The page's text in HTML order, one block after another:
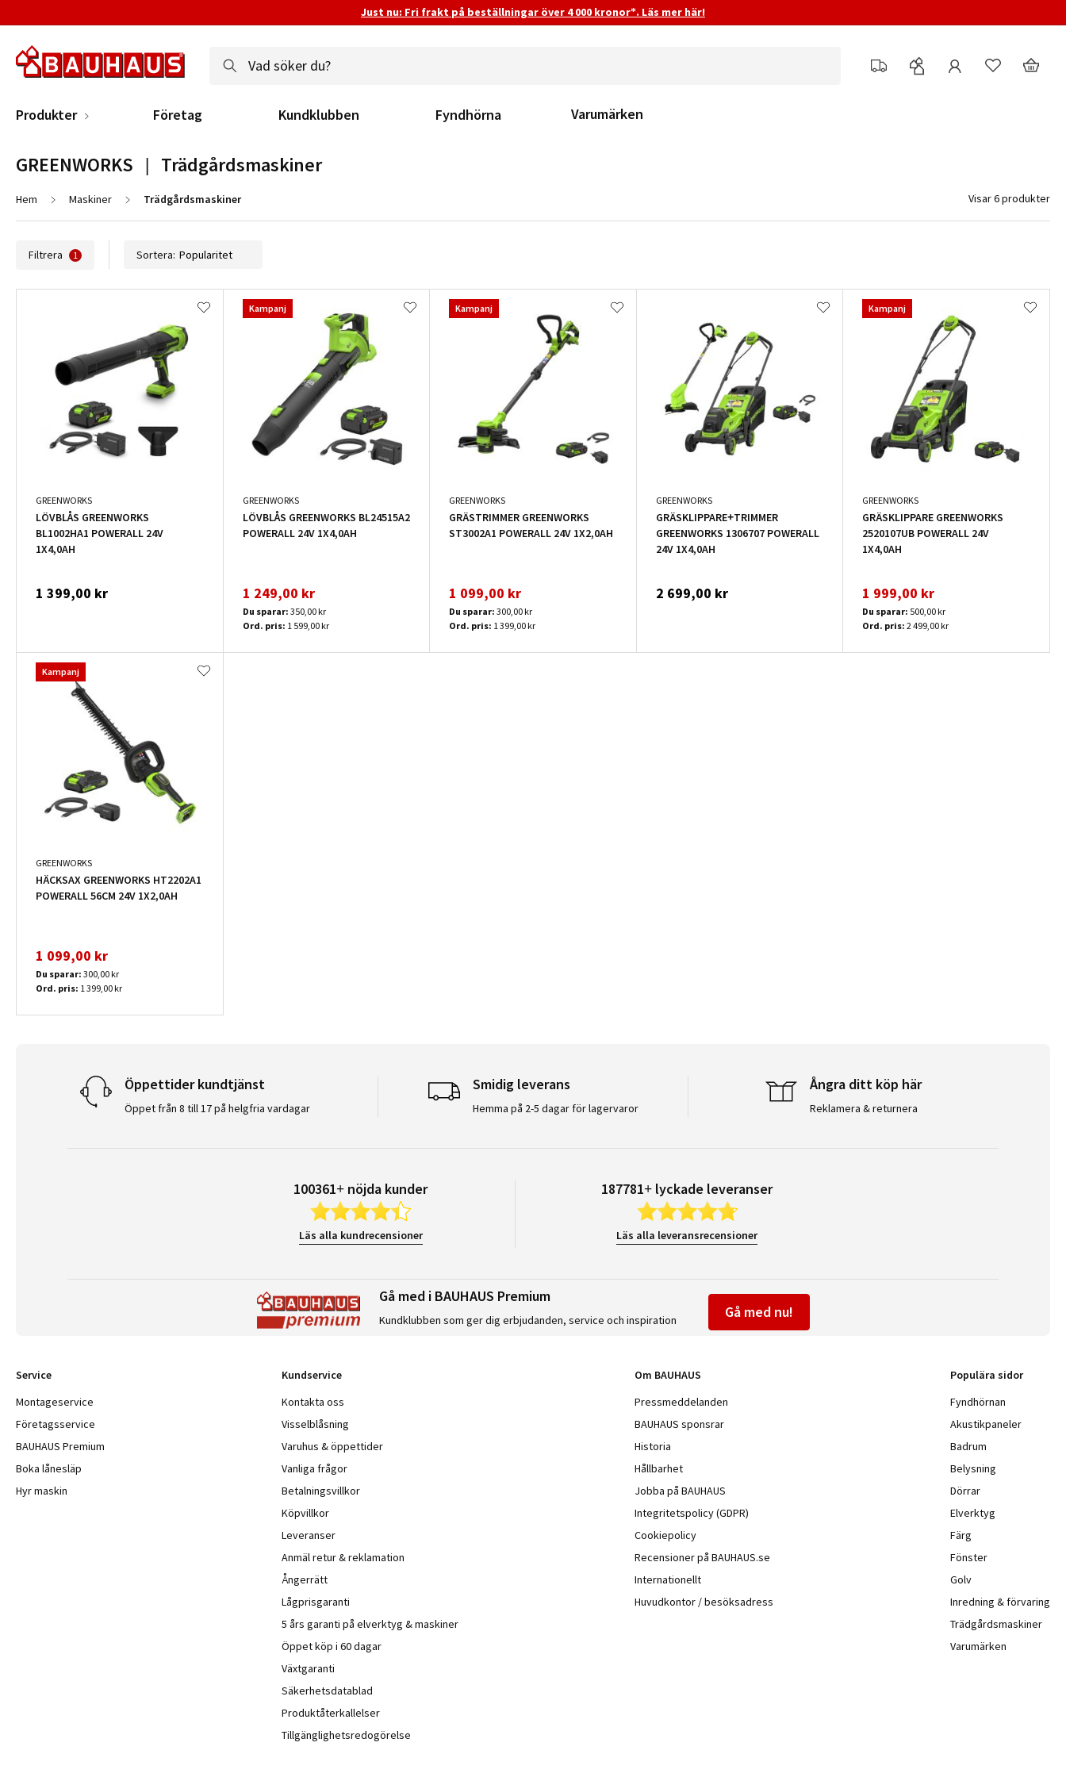
Just nu: Fri frakt på beställningar över 4 000 kronor*. Läs mer här!
Produkter Företag Kundklubben Fyndhörna Varumärken
Filtrera 1 Sortera:
GREENWORKS
LÖVBLÅS GREENWORKS
BL1002HA1 POWERALL 24V
1X4,0AH
1 399,00 kr
Kampanj
GREENWORKS
LÖVBLÅS GREENWORKS BL24515A2
POWERALL 24V 1X4,0AH
1 249,00 kr
Du sparar: 350,00 kr
Ord. pris: 1 599,00 kr
Kampanj
GREENWORKS
GRÄSTRIMMER GREENWORKS
ST3002A1 POWERALL 24V 1X2,0AH
1 099,00 kr
Du sparar: 300,00 kr
Ord. pris: 1 399,00 kr
GREENWORKS
GRÄSKLIPPARE+TRIMMER
GREENWORKS 1306707 POWERALL
24V 1X4,0AH
2 699,00 kr
Kampanj
GREENWORKS
GRÄSKLIPPARE GREENWORKS
2520107UB POWERALL 24V
1X4,0AH
1 999,00 kr
Du sparar: 500,00 kr
Ord. pris: 2 499,00 kr
Kampanj
GREENWORKS
HÄCKSAX GREENWORKS HT2202A1
POWERALL 56CM 24V 1X2,0AH
1 099,00 kr
Du sparar: 300,00 kr
Ord. pris: 1 399,00 kr
GREENWORKS   |   Trädgårdsmaskiner
Hem Maskiner Trädgårdsmaskiner Visar 6 produkter
Öppettider kundtjänst
Öppet från 8 till 17 på helgfria vardagar
Smidig leverans
Hemma på 2-5 dagar för lagervaror
Ångra ditt köp här
Reklamera & returnera
100361+ nöjda kunder
Läs alla kundrecensioner
187781+ lyckade leveranser
Läs alla leveransrecensioner
Gå med i BAUHAUS Premium
Kundklubben som ger dig erbjudanden, service och inspiration Gå med nu!
Service
Montageservice
Företagsservice
BAUHAUS Premium
Boka lånesläp
Hyr maskin
Kundservice
Kontakta oss
Visselblåsning
Varuhus & öppettider
Vanliga frågor
Betalningsvillkor
Köpvillkor
Leveranser
Anmäl retur & reklamation
Ångerrätt
Lågprisgaranti
5 års garanti på elverktyg & maskiner
Öppet köp i 60 dagar
Växtgaranti
Säkerhetsdatablad
Produktåterkallelser
Tillgänglighetsredogörelse
Om BAUHAUS
Pressmeddelanden
BAUHAUS sponsrar
Historia
Hållbarhet
Jobba på BAUHAUS
Integritetspolicy (GDPR)
Cookiepolicy
Recensioner på BAUHAUS.se
Internationellt
Huvudkontor / besöksadress
Populära sidor
Fyndhörnan
Akustikpaneler
Badrum
Belysning
Dörrar
Elverktyg
Färg
Fönster
Golv
Inredning & förvaring
Trädgårdsmaskiner
Varumärken